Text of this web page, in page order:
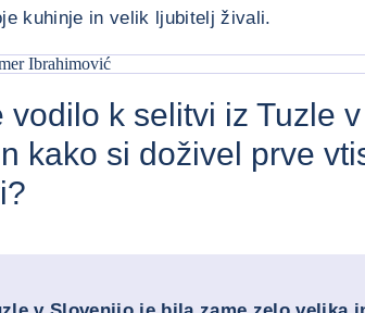
kuhinje in velik ljubitelj živali.
field" > Cofaceova 5ka - Amer Ibrahimović </div>
vodilo k selitvi iz Tuzle v
kako si doživel prve